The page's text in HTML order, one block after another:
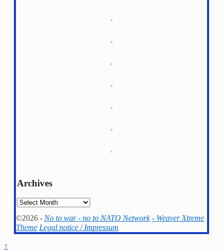
Archives
Archives
©2026 - No to war - no to NATO Network - Weaver Xtreme
Theme Legal notice / Impressum
↑